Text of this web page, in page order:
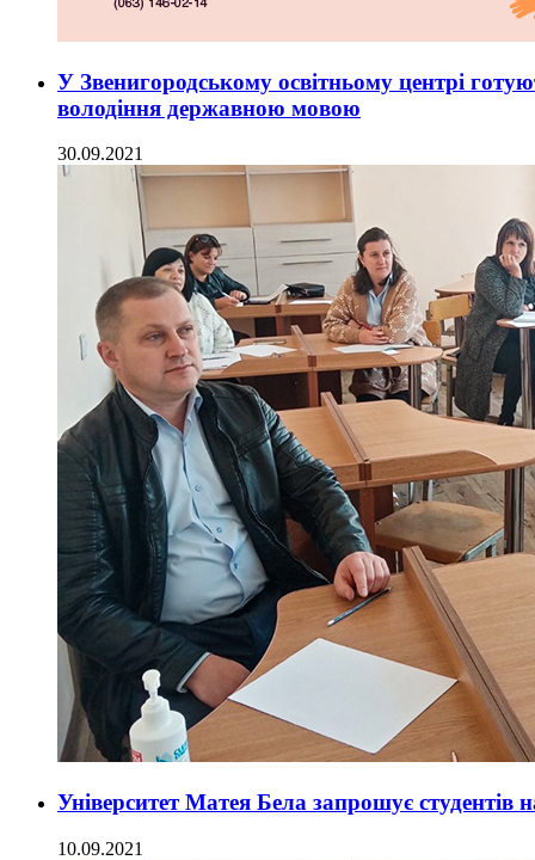
У Звенигородському освітньому центрі
володіння державною мовою
30.09.2021
Університет Матея Бела запрошує студентів
10.09.2021